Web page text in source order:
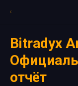
Bitradyx
отчёт